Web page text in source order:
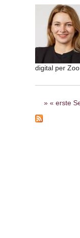
digital per
Seiten
« erste